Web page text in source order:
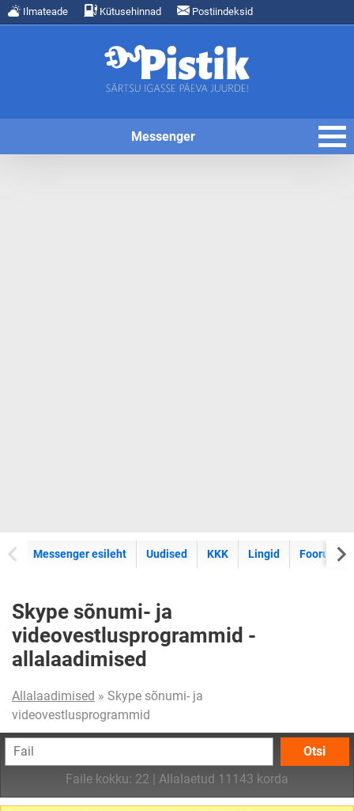
Ilmateade Kütusehinnad Postiindeksid
Messenger
Messenger esileht Uudised KKK Lingid Foorum
Skype sõnumi- ja
videovestlusprogrammid -
allalaadimised
Allalaadimised » Skype sõnumi- ja
videovestlusprogrammid
Otsi
Faile kokku: 22 | Allalaetud 11143 korda